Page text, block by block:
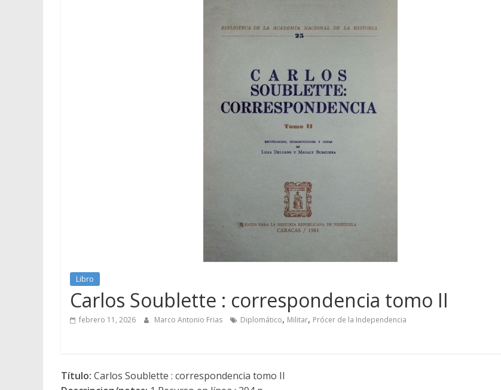
Libro
Carlos Soublette : correspondencia tomo II
febrero 11, 2026 Marco Antonio Frias Diplomático, Militar, Prócer de la Independencia
Título: Carlos Soublette : correspondencia tomo II